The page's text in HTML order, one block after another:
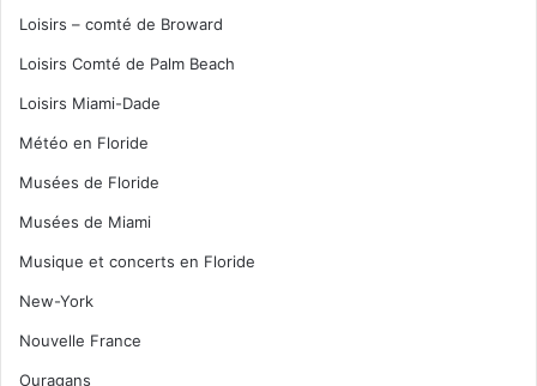
Loisirs – comté de Broward
Loisirs Comté de Palm Beach
Loisirs Miami-Dade
Météo en Floride
Musées de Floride
Musées de Miami
Musique et concerts en Floride
New-York
Nouvelle France
Ouragans